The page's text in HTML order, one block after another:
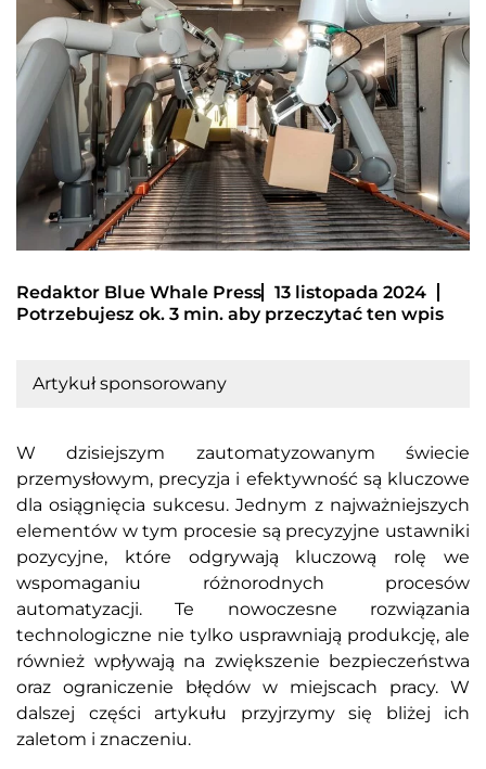
Redaktor Blue Whale Press
13 listopada 2024
Potrzebujesz ok. 3 min. aby przeczytać ten wpis
Artykuł sponsorowany
W dzisiejszym zautomatyzowanym świecie
przemysłowym, precyzja i efektywność są kluczowe
dla osiągnięcia sukcesu. Jednym z najważniejszych
elementów w tym procesie są precyzyjne ustawniki
pozycyjne, które odgrywają kluczową rolę we
wspomaganiu różnorodnych procesów
automatyzacji. Te nowoczesne rozwiązania
technologiczne nie tylko usprawniają produkcję, ale
również wpływają na zwiększenie bezpieczeństwa
oraz ograniczenie błędów w miejscach pracy. W
dalszej części artykułu przyjrzymy się bliżej ich
zaletom i znaczeniu.